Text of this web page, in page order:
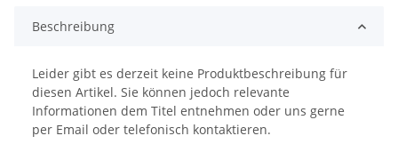
Beschreibung
Leider gibt es derzeit keine Produktbeschreibung für
diesen Artikel. Sie können jedoch relevante
Informationen dem Titel entnehmen oder uns gerne
per Email oder telefonisch kontaktieren.